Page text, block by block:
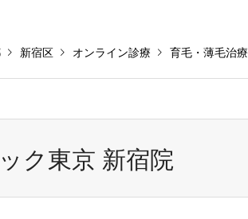
新宿区 オンライン診療 育毛・薄毛治療
ク東京 新宿院